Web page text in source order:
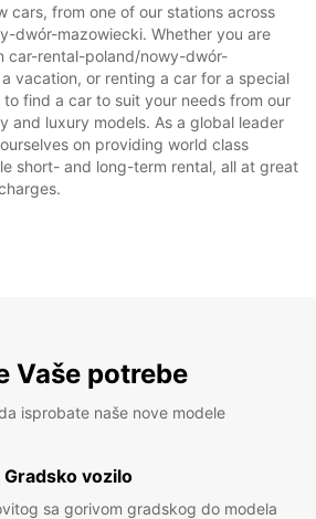
cars, from one of our stations across
dwór-mazowiecki. Whether you are
car-rental-poland/nowy-dwór-
vacation, or renting a car for a special
find a car to suit your needs from our
and luxury models. As a global leader
on providing world class
short- and long-term rental, all at great
Vaše potrebe
isprobate naše nove modele
Gradsko vozilo
sa gorivom gradskog do modela